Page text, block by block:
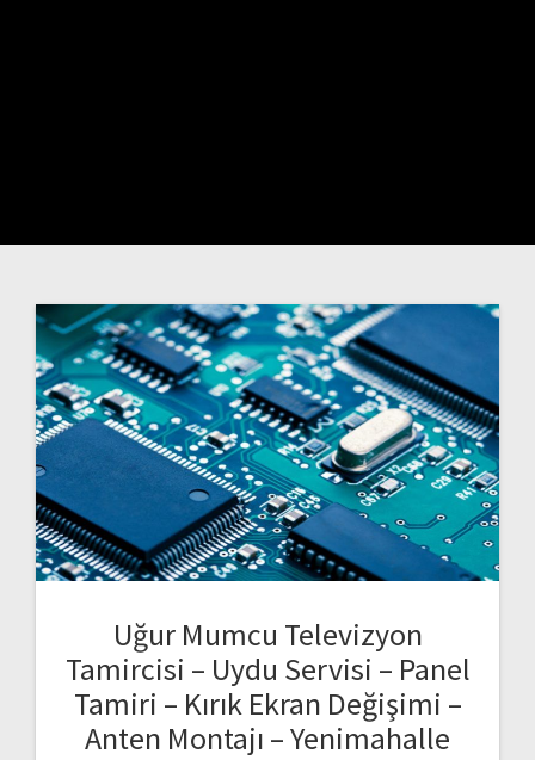
Uğur Mumcu Televizyon
Tamircisi – Uydu Servisi – Panel
Tamiri – Kırık Ekran Değişimi –
Anten Montajı – Yenimahalle